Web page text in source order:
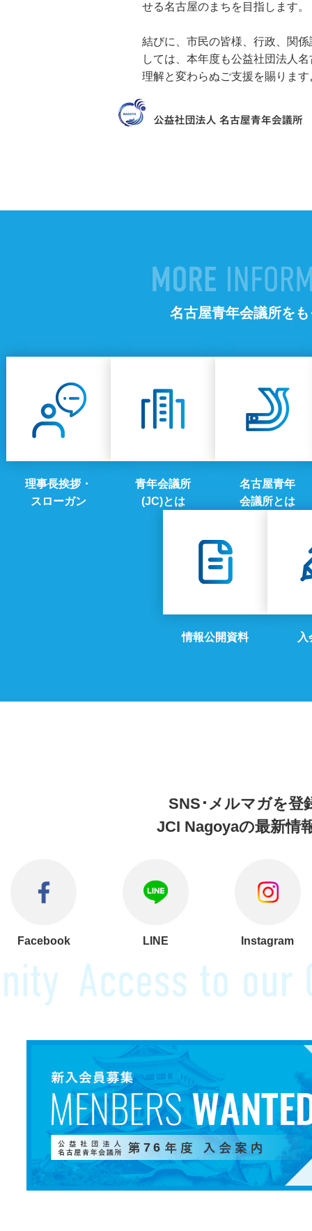
せる名古屋のまちを目指します。
結びに、市民の皆様、行政、関
しては、本年度も公益社団法人
理解と変わらぬご支援を賜りま
名古屋青年会議所を
理事長挨拶・
スローガン
青年会議所
(JC)とは
名古屋青年
会議所とは
情報公開資料
SNS･メルマガを登
JCI Nagoyaの最新情
Facebook LINE Instagram
76